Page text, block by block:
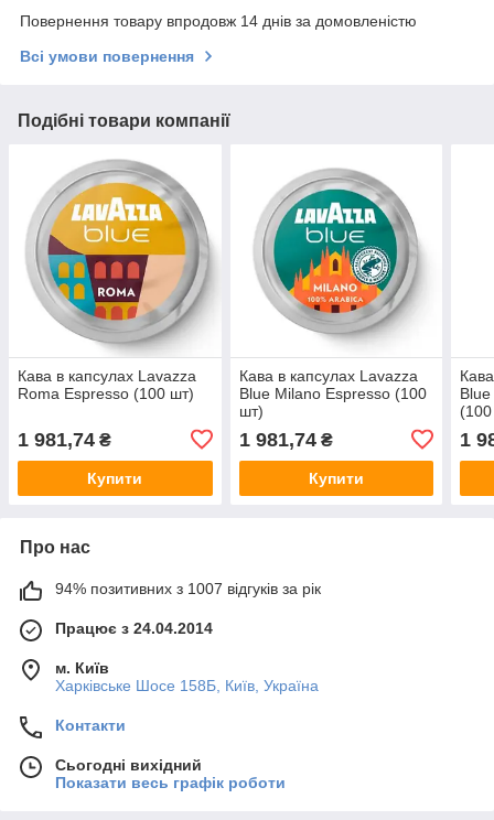
Повернення товару впродовж 14 днів за домовленістю
Всі умови повернення
Подібні товари компанії
Кава в капсулах Lavazza
Roma Espresso (100 шт)
1 981,74 ₴
Купити
Кава в капсулах Lavazza
Blue Milano Espresso (100
шт)
1 981,74₴
Купити
1
Про нас
94% позитивних з 1007 відгуків за рік
Працює з 24.04.2014
м. Київ
Харківське Шосе 158Б, Київ, Україна
Контакти
Сьогодні вихідний
Показати весь графік роботи